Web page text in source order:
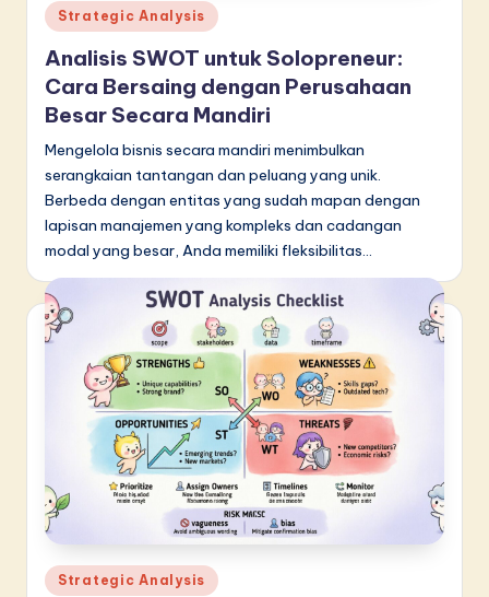
Posted
in
Strategic Analysis
Analisis SWOT untuk Solopreneur:
Cara Bersaing dengan Perusahaan
Besar Secara Mandiri
Mengelola bisnis secara mandiri menimbulkan
serangkaian tantangan dan peluang yang unik.
Berbeda dengan entitas yang sudah mapan dengan
lapisan manajemen yang kompleks dan cadangan
modal yang besar, Anda memiliki fleksibilitas…
Posted
Strategic Analysis